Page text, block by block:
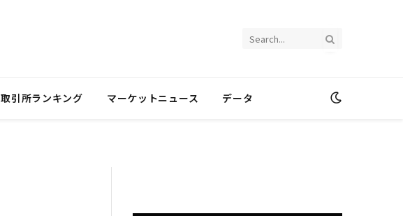
取引所ランキング マーケットニュース データ